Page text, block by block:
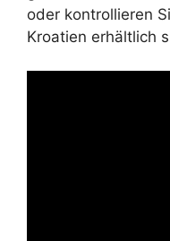
oder kontrollieren
Kroatien erhältlich